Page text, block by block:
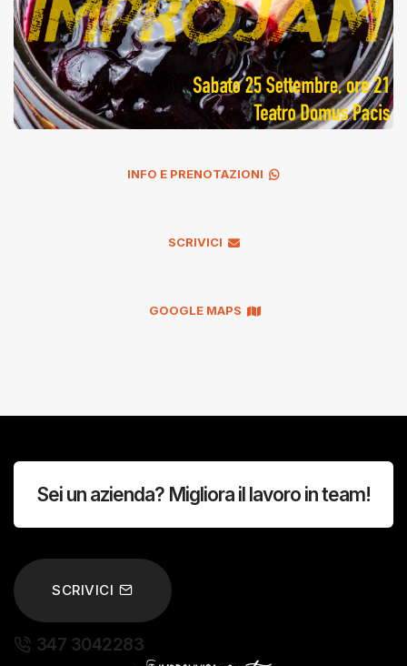
INFO E PRENOTAZIONI
SCRIVICI
GOOGLE MAPS
Sei un azienda? Migliora il lavoro in team!
SCRIVICI
347 3042283